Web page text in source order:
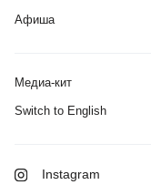
Афиша
Медиа-кит
Switch to English
Instagram